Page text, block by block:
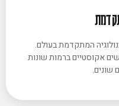
המתקדמת בעולם.
אקוסטיים ברמות שונות
שונים.